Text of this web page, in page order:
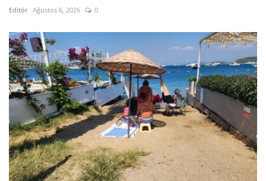
Editör Ağustos 6, 2026 0